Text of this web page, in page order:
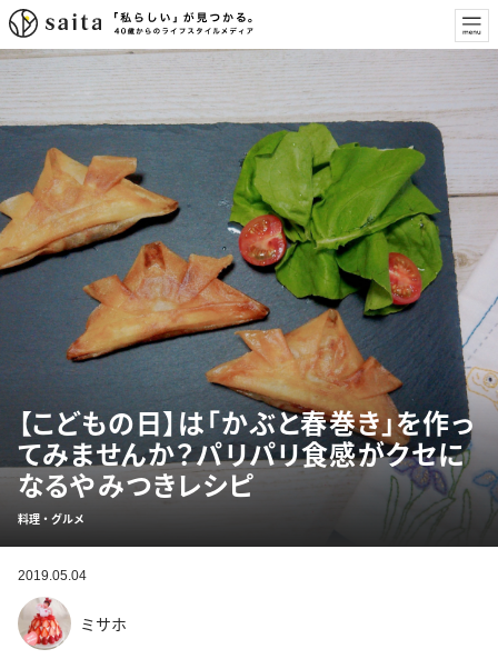
【こどもの日】は「かぶと春巻き」を作っ
てみませんか？パリパリ食感がクセに
なるやみつきレシピ
料理・グルメ
2019.05.04
ミサホ